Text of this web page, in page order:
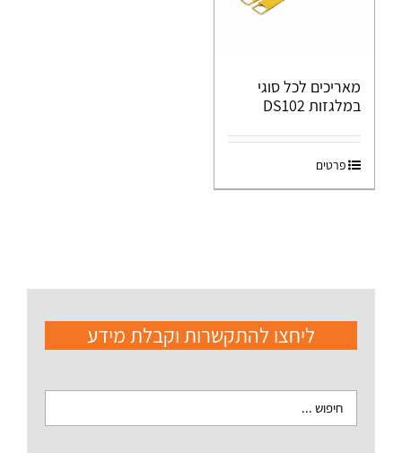
מאריכים לכל סוגי
במלגזות DS102
פרטים
ליחצו להתקשרות וקבלת מידע